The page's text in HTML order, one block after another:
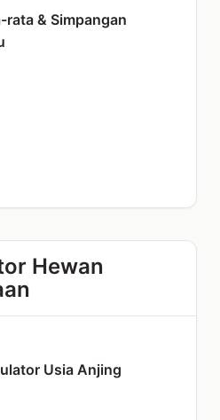
rata & Simpangan
Hewan
Usia Anjing